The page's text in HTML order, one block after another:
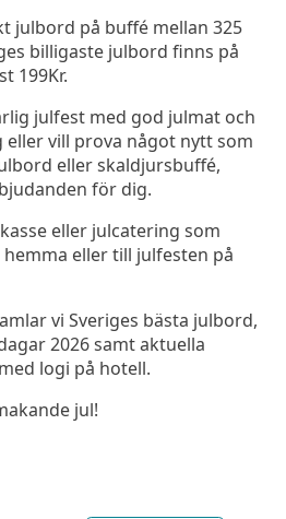
julbord på buffé mellan 325
billigaste julbord finns på
199Kr.
julfest med god julmat och
vill prova något nytt som
eller skaldjursbuffé,
för dig.
eller julcatering som
eller till julfesten på
vi Sveriges bästa julbord,
2026 samt aktuella
logi på hotell.
jul!